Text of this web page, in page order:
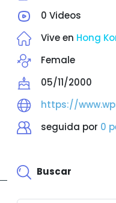
0 Videos
Vive en Hong
Female
05/11/2000
https://
seguida por 0
Buscar